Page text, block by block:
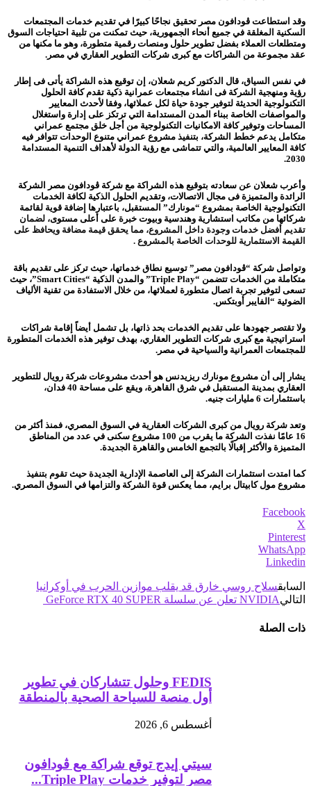
وقد استطاعت ڤودافون مصر تحقيق نجاحًا كبيرًا في تقديم خدمات المجتمعات
السكنية المغلقة في جميع أنحاء الجمهورية، حيث تمكنت من تلبية احتياجات السوق
ومتطلعات العملاء بفضل تطوير حلول ومنصات رقمية متطورة، وهو ما مكنها من
عقد مجموعة من الشراكات مع كبرى شركات التطوير العقاري في مصر.
في نفس السياق، قال الدكتور كريم شعلان، إن توقيع هذه الشراكة يأتى فى إطار
رؤية ومنهجية الشركة فى انشاء مجتمعات عمرانية ذكية تقدم كافة الحلول
التكنولوجية الحديثة لتوفير جودة حياة لكل عملائها، وفقا لأحدث المعايير
والمواصفات الخاصة ببناء المدن المستدامة التي ترتكز على إدارة واستغلال
المساحات وتوفير كافة الامكانيات التكنولوجية من أجل خلق مجتمع عمراني
متكامل يدعم خطط الشركة، بتنفيذ مشروع عمراني متنوع الوحدات تتوافر فيه
كافة المعايير العالمية، والتي تتماشى مع رؤية الدولة لأهداف التنمية المستدامة
2030.
وأعرب شعلان عن سعادته بتوقيع هذه الشراكة مع شركة ڤودافون مصر الشركة
الرائدة والمتميزة فى مجال الاتصالات، وتقديم الحلول الذكية لكافة الخدمات
التكنولوجية الخاصة بمشروع “مونارك” المستقبل، باعتبارها إضافة قوية لقائمة
شركائها من مكاتب استشارية وهندسية وبيوت خبرة على أعلى مستوى، لضمان
تقديم أفضل خدمات وجودة داخل المشروع، مما يحقق قيمة مضافة ويحافظ على
القيمة الاستثمارية للوحدات الخاصة بالمشروع .
وتواصل شركة “ڤودافون مصر” توسيع نطاق خدماتها، حيث تركز على تقديم باقة
متكاملة من الخدمات تتضمن “Triple Play” والمدن الذكية “Smart Cities”، حيث
تسعى لتوفير تجربة اتصال متطورة لعملائها، من خلال الاستفادة من تقنية الألياف
الضوئية “الفايبر أوبتكس.
ولا تقتصر جهودها على تقديم الخدمات بحد ذاتها، بل تشمل أيضاً إقامة شراكات
استراتيجية مع كبرى شركات التطوير العقاري، بهدف توفير هذه الخدمات المتطورة
للمجتمعات العمرانية والسياحية في مصر.
يشار إلى أن مشروع مونارك ريزيدنس هو أحدث مشروعات شركة رويال للتطوير
العقاري بمدينة المستقبل في شرق القاهرة، ويقع على مساحة 40 فدان،
باستثمارات 6 مليارات جنيه.
وتعد شركة رويال من كبرى الشركات العقارية في السوق المصري، فمنذ أكثر من
16 عامًا نفذت الشركة ما يقرب من 100 مشروع سكنى في عدد من المناطق
المتميزة والأكثر إقبالًا بالتجمع الخامس والقاهرة الجديدة.
كما امتدت استثمارات الشركة إلى العاصمة الإدارية الجديدة حيث تقوم بتنفيذ
مشروع مول كابيتال برايم، مما يعكس قوة الشركة والتزامها في السوق المصري.
Facebook
X
Pinterest
WhatsApp
Linkedin
السابقسلاح روسي خارق قد يقلب موازين الحرب في أوكرانيا
التاليNVIDIA تعلن عن سلسلة GeForce RTX 40 SUPER
ذات الصلة
FEDIS وحلول تتشاركان في تطوير
أول منصة للسياحة الصحية بالمنطقة
أغسطس 6, 2026
سيتي إيدج توقع شراكة مع ڤودافون
مصر لتوفير خدمات Triple Play...